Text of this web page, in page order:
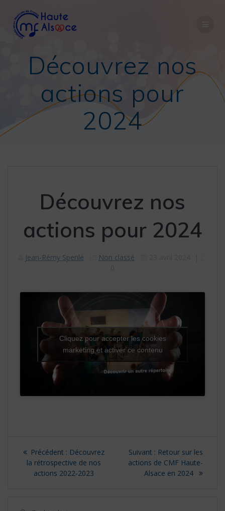
Découvrez nos
actions pour
2024
Découvrez nos
actions pour 2024
Jean-Rémy Spenlé Non classé
Cliquez pour accepter les cookies
marketing et activer ce contenu
Précédent : Découvrez
la rétrospective de nos
actions 2022-2023
Suivant : Retour sur les
actions de CMF Haute-
Alsace en 2024